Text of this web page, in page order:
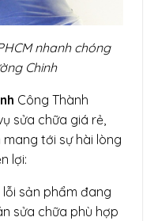
nhanh chóng
Chinh
Công Thành
sửa chữa giá rẻ,
tới sự hài lòng
lợi:
sản phẩm đang
sửa chữa phù hợp